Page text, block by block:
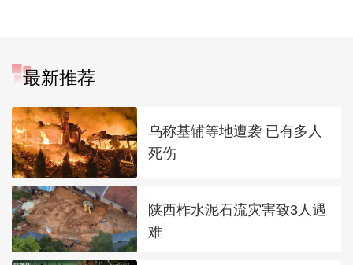
最新推荐
乌称基辅等地遭袭 已有多人
死伤
陕西柞水泥石流灾害致3人遇
难